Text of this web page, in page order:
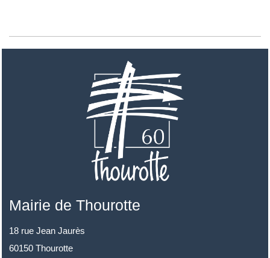
Mairie de Thourotte
18 rue Jean Jaurès
60150 Thourotte